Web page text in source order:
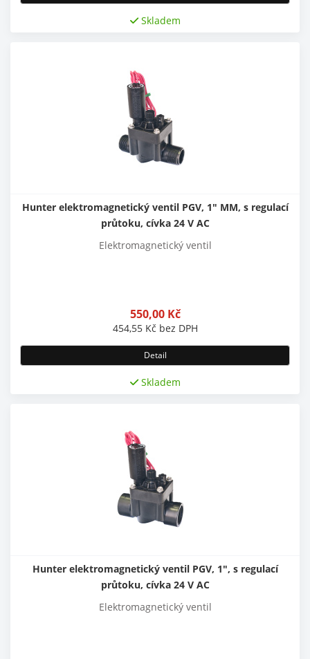
Skladem
Hunter elektromagnetický ventil PGV, 1" MM, s regulací
průtoku, cívka 24 V AC
Elektromagnetický ventil
550,00 Kč
454,55 Kč bez DPH
Detail
Skladem
Hunter elektromagnetický ventil PGV, 1", s regulací
průtoku, cívka 24 V AC
Elektromagnetický ventil